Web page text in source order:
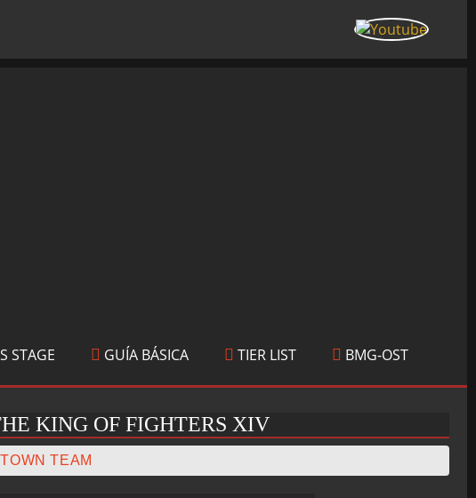
STAGE GUÍA BÁSICA TIER LIST BMG-OST
KING OF FIGHTERS XIV
TEAM